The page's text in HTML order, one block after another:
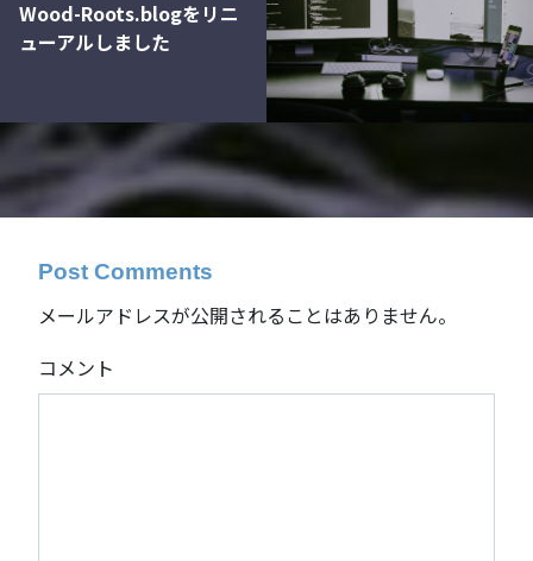
Wood-Roots.blogをリニ
ューアルしました
Post Comments
メールアドレスが公開されることはありません。
コメント